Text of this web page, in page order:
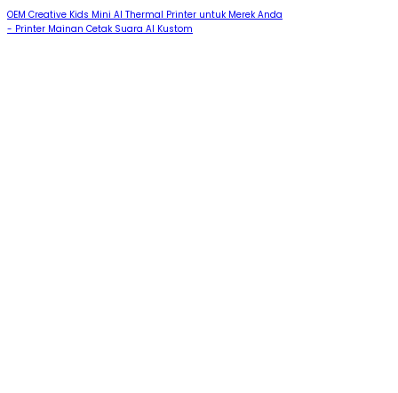
OEM Creative Kids Mini AI Thermal Printer untuk Merek Anda
- Printer Mainan Cetak Suara AI Kustom